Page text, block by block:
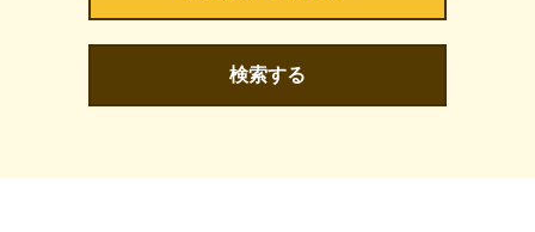
検索する